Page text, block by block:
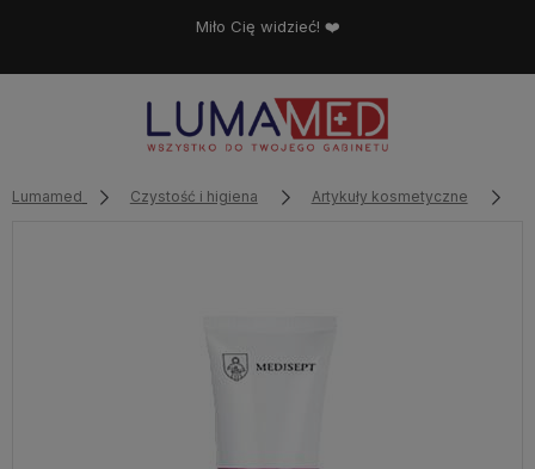
Miło Cię widzieć! ❤️
Lumamed Czystość i higiena Artykuły kosmetyczne